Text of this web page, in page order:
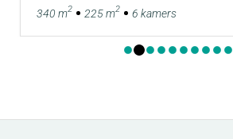
340 m2 225 m2 6 kamers